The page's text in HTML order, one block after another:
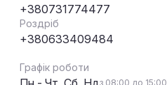
+380731774477
Роздріб
+380633409484
Графік роботи
з 08:00 до 15:00